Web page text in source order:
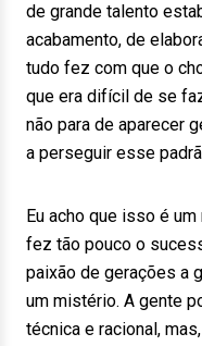
de grande talento
acabamento, de
tudo fez com que o
que era difícil de se
não para de aparecer
a perseguir esse
Eu acho que isso é
fez tão pouco o
paixão de gerações a
um mistério. A gente
técnica e racional,